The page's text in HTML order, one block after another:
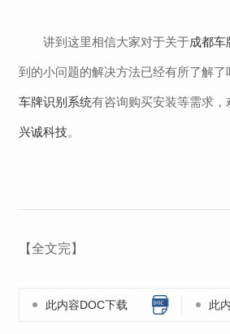
讲到这里相信大家对于关于成都车
到的小问题的解决方法已经有所了解
车牌识别系统有咨询购买安装等需求，
兴诚科技。
【全文完】
此内容DOC下载 此